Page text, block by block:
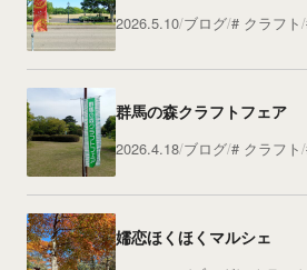
2026.5.10 ブログ クラフト
群馬の森クラフトフェア
2026.4.18 ブログ クラフト
嬬恋ほくほくマルシェ